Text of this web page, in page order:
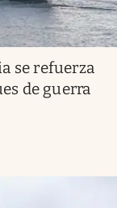
se refuerza
de guerra